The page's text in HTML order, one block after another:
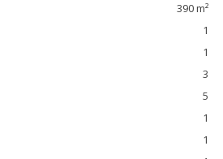
390 m²
1
1
3
5
1
1